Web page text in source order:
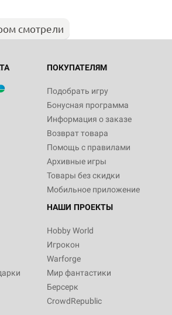
смотрели
ПОКУПАТЕЛЯМ
Подобрать игру
Бонусная программа
Информация о заказе
Возврат товара
Помощь с правилами
Архивные игры
Товары без скидки
Мобильное приложение
НАШИ ПРОЕКТЫ
Hobby World
Игрокон
Warforge
Мир фантастики
Берсерк
CrowdRepublic